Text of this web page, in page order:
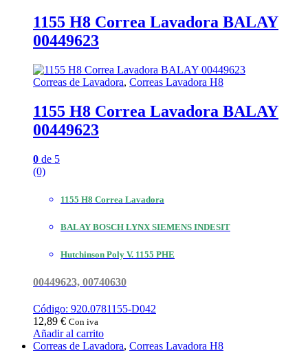
1155 H8 Correa Lavadora BALAY
00449623
Correas de Lavadora, Correas Lavadora H8
1155 H8 Correa Lavadora BALAY
00449623
0 de 5
(0)
1155 H8 Correa Lavadora
BALAY BOSCH LYNX SIEMENS INDESIT
Hutchinson Poly V. 1155 PHE
00449623, 00740630
Código: 920.0781155-D042
12,89 € Con iva
Añadir al carrito
Correas de Lavadora, Correas Lavadora H8